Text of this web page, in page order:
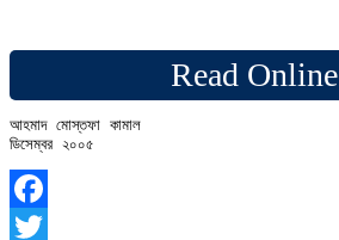
Read Online
আহমাদ মোস্তফা কামাল
Facebook